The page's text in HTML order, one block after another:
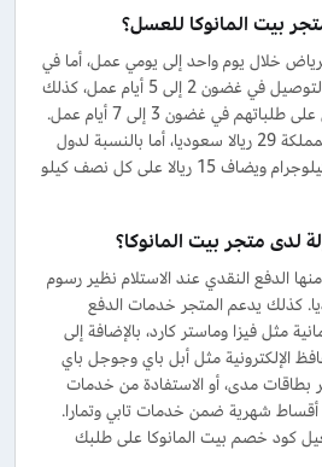
بيت المانوكا للعسل؟
خلال يوم واحد إلى يومي عمل، أما في
باقي مناطق المملكة فيكون التوصيل في غضون 2 إلى 5 أيام عمل، كذلك
يمكن لعملاء الخليج الحصول على طلباتهم في غضون 3 إلى 7 أيام عمل.
وتكون تكلفة الشحن داخل المملكة 29 ريالا سعوديا، أما بالنسبة لدول
الخليج فيكون 50 ريالا لأول كيلوجرام ويضاف 15 ريالا على كل نصف كيلو
لدى متجر بيت المانوكا؟
الدفع النقدي عند الاستلام نظير رسوم
ريالا سعوديا. كذلك يدعم المتجر خدمات الدفع
مثل فيزا وماستر كارد، بالإضافة إلى
الإلكترونية مثل أبل باي وجوجل باي
بطاقات مدى، أو الاستفادة من خدمات
أقساط شهرية ضمن خدمات تابي وتمارا.
كود خصم بيت المانوكا على طلبك